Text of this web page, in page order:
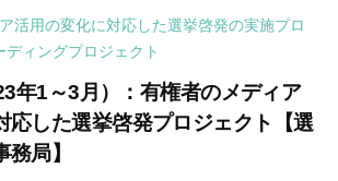
活用の変化に対応した選挙啓発の実施プロ
ディングプロジェクト
年1～3月）：有権者のメディア
応した選挙啓発プロジェクト【選
局】